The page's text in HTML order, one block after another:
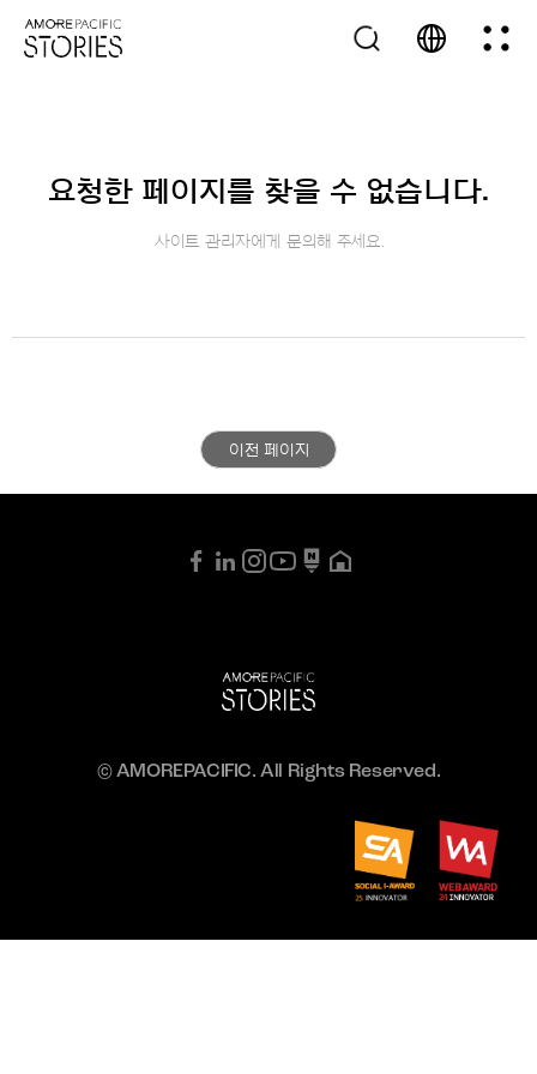
요청한 페이지를 찾을 수 없습니다.
사이트 관리자에게 문의해 주세요.
이전 페이지
© AMOREPACIFIC. All Rights Reserved.